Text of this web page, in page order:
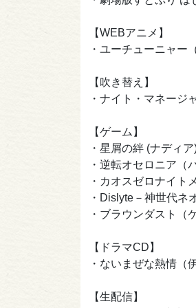
【WEBアニメ】
・ユーチューニャー
【吹き替え】
・ナイト・マネージ
【ゲーム】
・星屑の絆 (ナディア
・逆転オセロニア（
・カオスゼロナイト
・Dislyte－神世代ネ
・ブラウンダスト（
【ドラマCD】
・ないまぜな熱情（
【生配信】